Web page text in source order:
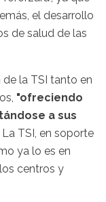
el desarrollo
de salud de las
la TSI tanto en
"ofreciendo
a sus
TSI, en soporte
ya lo es en
centros y